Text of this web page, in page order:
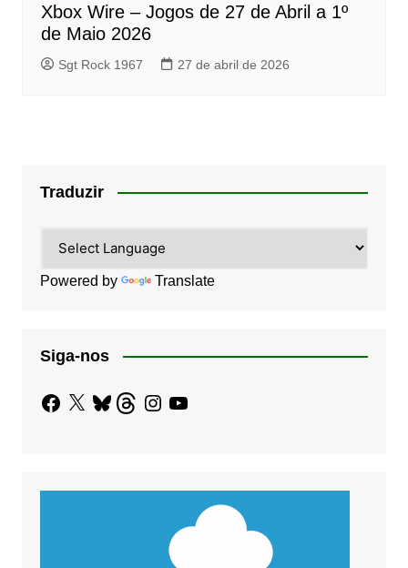
Xbox Wire – Jogos de 27 de Abril a 1º
de Maio 2026
Sgt Rock 1967 27 de abril de 2026
Traduzir
Powered by Translate
Siga-nos
Facebook
X BlueskyThreadsInstagram
YouTube